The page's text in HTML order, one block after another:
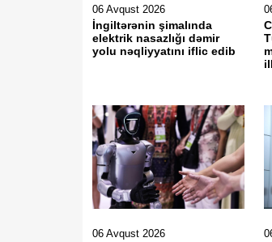
06 Avqust 2026
İngiltərənin şimalında
elektrik nasazlığı dəmir
yolu nəqliyyatını iflic edib
06 Avqust 2026